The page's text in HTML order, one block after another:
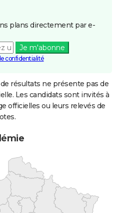
plans directement par e-
Je m'abonne
confidentialité
résultats ne présente pas de
Les candidats sont invités à
officielles ou leurs relevés de